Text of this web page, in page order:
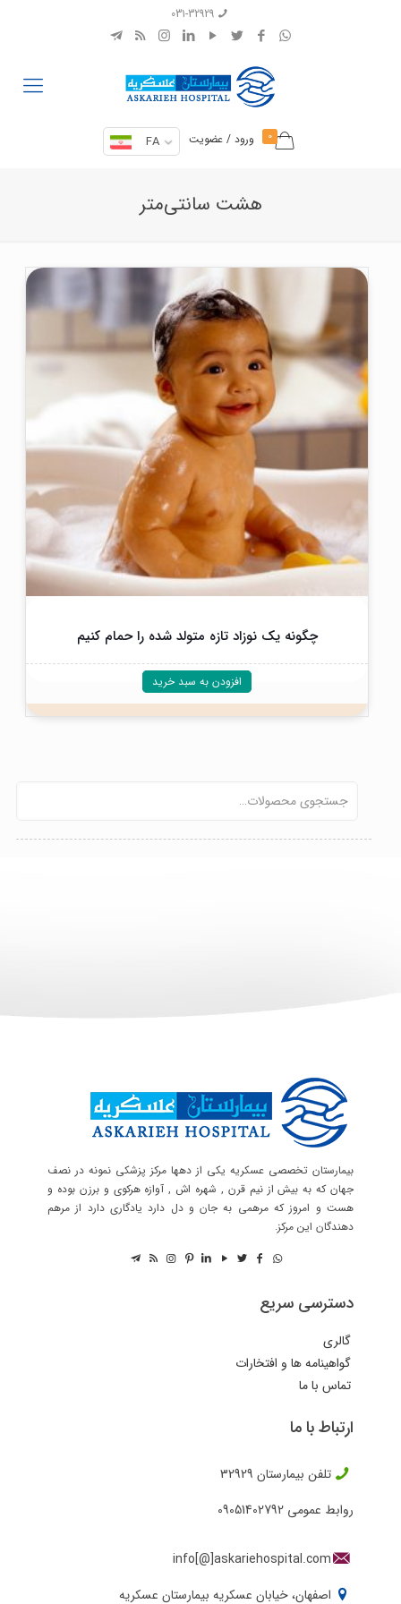
031-32929
0 ورود / عضویت FA
هشت سانتی‌متر
چگونه یک نوزاد تازه متولد شده را حمام کنیم
افزودن به سبد خرید
بیمارستان تخصصی عسکریه یکی از دهها مرکز پزشکی نمونه در نصف
جهان که به بیش از نیم قرن , شهره اش , آوازه هرکوی و برزن بوده و
هست و امروز که مرهمی به جان و دل دارد یادگاری دارد از مرهم
دهندگان این مرکز.
دسترسی سریع
گالری
گواهینامه ها و افتخارات
تماس با ما
ارتباط با ما
تلفن بیمارستان 32929
روابط عمومی 09051402792
info[@]askariehospital.com
اصفهان، خیابان عسکریه بیمارستان عسکریه